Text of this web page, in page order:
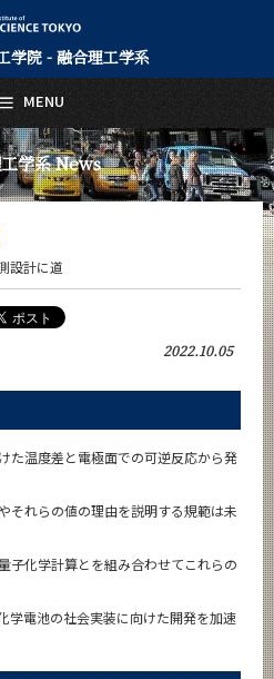
学院 - 融合理工学系
学系 News
設計に道
2022.10.05
た温度差と電極面での可逆反応から発
それらの値の理由を説明する規範は未
子化学計算とを組み合わせてこれらの
学電池の社会実装に向けた開発を加速
MENU
English